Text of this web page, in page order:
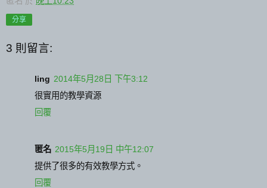
分享
3 則留言:
ling 2014年5月28日 下午3:12
很實用的教學資源
回覆
匿名 2015年5月19日 中午12:07
提供了很多的有效教學方式。
回覆